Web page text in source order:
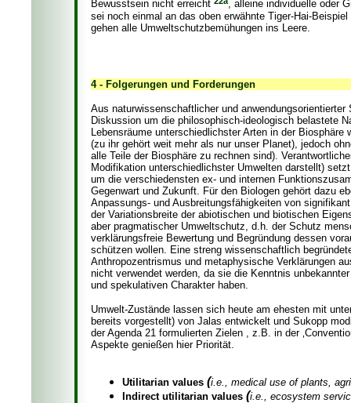
Bewusstsein nicht erreicht
, alleine individuelle oder
sei noch einmal an das oben erwähnte Tiger-Hai-
gehen alle Umweltschutzbemühungen ins Leere.
4 - Folgerungen und Forderungen
Aus naturwissenschaftlicher und
Diskussion um die philosophisch-ideologisch belastete
Lebensräume unterschiedlichster Arten in der
(zu ihr gehört weit mehr als nur unser Planet), jedoch
alle Teile der Biosphäre zu rechnen sind).
Modifikation unterschiedlichster Umwelten darstellt)
um die verschiedensten ex- und internen
Gegenwart und Zukunft. Für den Biologen gehört dazu
Anpassungs- und Ausbreitungsfähigkeiten von
der Variationsbreite der abiotischen und biotischen
aber pragmatischer Umweltschutz, d.h. der Schutz
verklärungsfreie Bewertung und Begründung dessen
schützen wollen. Eine streng wissenschaftlich
Anthropozentrismus und metaphysische Verklärungen
nicht verwendet werden, da sie die Kenntnis
und spekulativen Charakter haben.
Umwelt-Zustände lassen sich heute am ehesten mit
bereits vorgestellt) von Jalas entwickelt und Sukopp
der Agenda 21 formulierten Zielen , z.B. in der
Aspekte genießen hier Priorität.
Utilitarian values (i.e., medical use of plants,
Indirect utilitarian values (i.e., ecosystem